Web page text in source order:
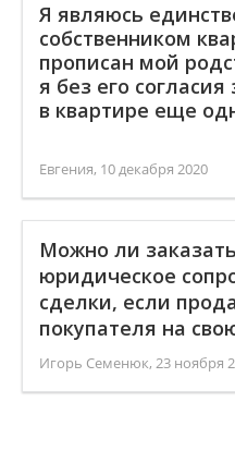
Я являюсь
собственником
прописан мой
я без его
в квартире еще
Евгения, 10 декабря 2020
Можно ли
юридическое
сделки, если
покупателя на
Игорь Семенюк, 23 ноября